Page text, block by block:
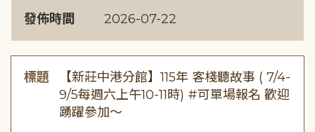
發佈時間 2026-07-22
標題
【新莊中港分館】115年 客棧聽故事 ( 7/4-
9/5每週六上午10-11時) #可單場報名 歡迎
踴躍參加～